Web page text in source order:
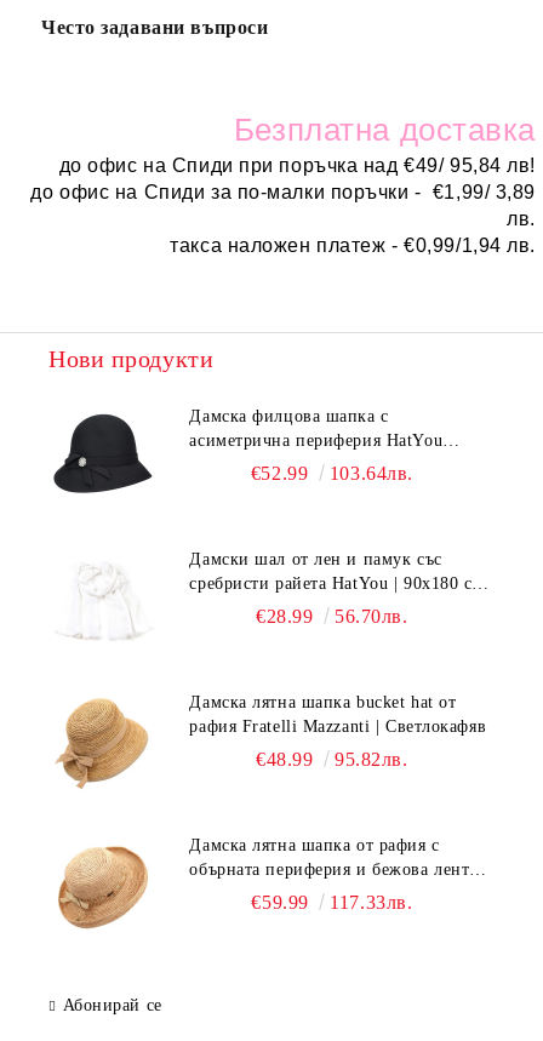
Често задавани въпроси
Безплатна доставка
до офис на Спиди при поръчка над€49/ 95,84 лв!
до офис на Спиди за по-малки поръчки - €1,99/ 3,89
лв.
такса наложен платеж -€0,99/1,94 лв.
Нови продукти
Дамска филцова шапка с
асиметрична периферия HatYou
CF0376 | Черен
€52.99 103.64лв.
Дамски шал от лен и памук със
сребристи райета HatYou | 90x180 см |
€28.99 56.70лв.
Дамска лятна шапка bucket hat от
рафия Fratelli Mazzanti | Светлокафяв
€48.99 95.82лв.
Дамска лятна шапка от рафия с
обърната периферия и бежова лента
Fratelli Mazzanti | Натурален
€59.99 117.33лв.
Абонирай се